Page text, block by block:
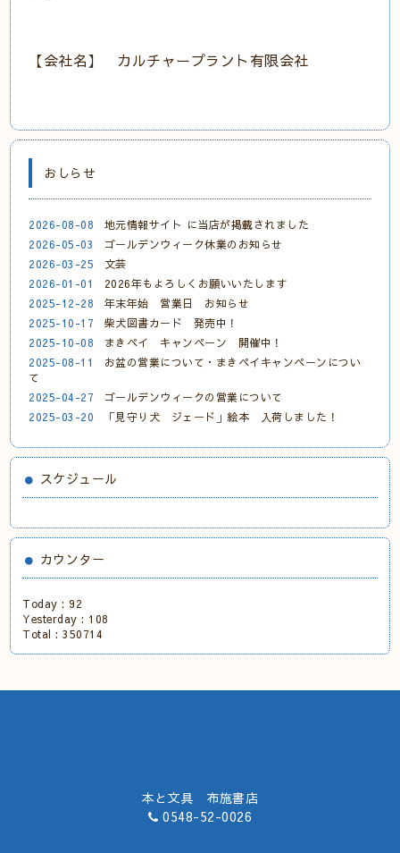
【会社名】 カルチャープラント有限会社
おしらせ
2026-08-08
地元情報サイト に当店が掲載されました
2026-05-03
ゴールデンウィーク休業のお知らせ
2026-03-25
文芸
2026-01-01
2026年もよろしくお願いいたします
2025-12-28
年末年始 営業日 お知らせ
2025-10-17
柴犬図書カード 発売中！
2025-10-08
まきペイ キャンペーン 開催中！
2025-08-11
お盆の営業について・まきペイキャンペーンについ
て
2025-04-27
ゴールデンウィークの営業について
2025-03-20
「見守り犬 ジェード」絵本 入荷しました！
スケジュール
カウンター
Today :92
Yesterday : 108
Total :350714
本と文具 布施書店
0548-52-0026